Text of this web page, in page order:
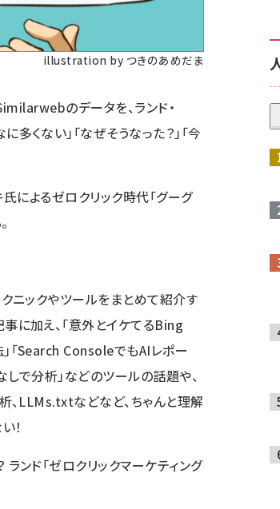
illustration by つきのあめだま
のデータを、ランド・
くない」「なぜそうなった？」「今
によるゼロクリック時代「グーグ
ニックやツールをまとめて紹介す
に加え、「意外とイケてるBing
「Search ConsoleでもAIレポー
しで分析」などのツールの話題や、
、LLMs.txtなどなど、ちゃんと理解
！
ンド「ゼロクリックマーケティング